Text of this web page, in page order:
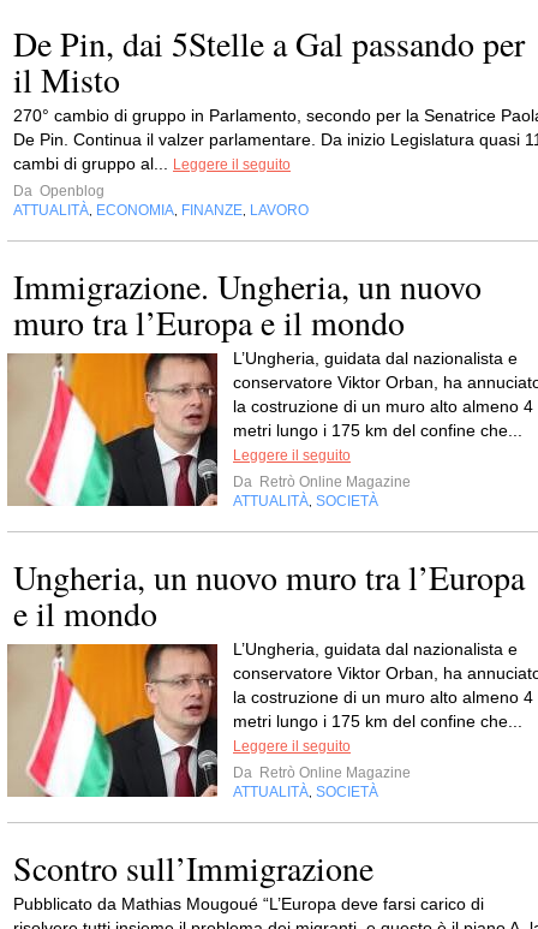
De Pin, dai 5Stelle a Gal passando per
il Misto
270° cambio di gruppo in Parlamento, secondo per la Senatrice
De Pin. Continua il valzer parlamentare. Da inizio Legislatura quasi
cambi di gruppo al...
Leggere il seguito
Da Openblog
ATTUALITÀ ECONOMIA FINANZE LAVORO
Immigrazione. Ungheria, un nuovo
muro tra l’Europa e il mondo
L’Ungheria, guidata dal nazionalista e
conservatore Viktor Orban, ha
la costruzione di un muro alto almeno 4
metri lungo i 175 km del confine che...
Leggere il seguito
Da Retrò Online Magazine
ATTUALITÀ SOCIETÀ
Ungheria, un nuovo muro tra l’Europa
e il mondo
L’Ungheria, guidata dal nazionalista e
conservatore Viktor Orban, ha
la costruzione di un muro alto almeno 4
metri lungo i 175 km del confine che...
Leggere il seguito
Da Retrò Online Magazine
ATTUALITÀ SOCIETÀ
Scontro sull’Immigrazione
Pubblicato da Mathias Mougoué “L’Europa deve farsi carico di